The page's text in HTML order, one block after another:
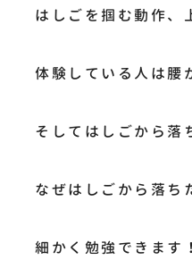
はしごを掴む動作、
体験している人は腰
そしてはしごから落
なぜはしごから落ち
細かく勉強できます